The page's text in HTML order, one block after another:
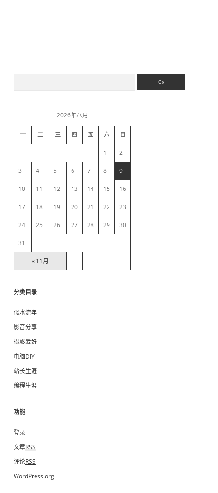
d
b
a
r
2026年八月
一 二 三 四 五 六 日
« 11月
1 2
3 4 5 6 7 8 9
10 11 12 13 14 15 16
17 18 19 20 21 22 23
24 25 26 27 28 29 30
31
分类目录
似水流年
影音分享
摄影爱好
电脑DIY
站长生涯
编程生涯
功能
登录
文章RSS
评论RSS
WordPress.org